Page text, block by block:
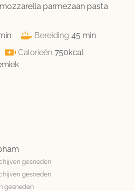
parmezaan pasta
Bereiding 45minuten
min
Calorieën 750kcal
gesneden
gesneden
gesneden